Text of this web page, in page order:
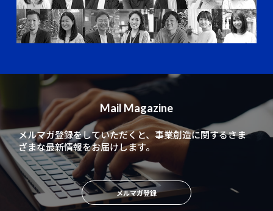
Mail Magazine
メルマガ登録をしていただくと、事業創造に関するさま
ざまな最新情報をお届けします。
メルマガ登録